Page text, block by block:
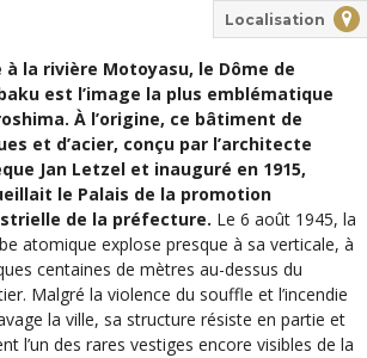
Localisation
à la rivière Motoyasu, le Dôme de
est l’image la plus emblématique
À l’origine, ce bâtiment de
et d’acier, conçu par l’architecte
Jan Letzel et inauguré en 1915,
le Palais de la promotion
de la préfecture. Le 6 août 1945, la
atomique explose presque à sa verticale, à
centaines de mètres au-dessus du
Malgré la violence du souffle et l’incendie
la ville, sa structure résiste en partie et
l’un des rares vestiges encore visibles de la